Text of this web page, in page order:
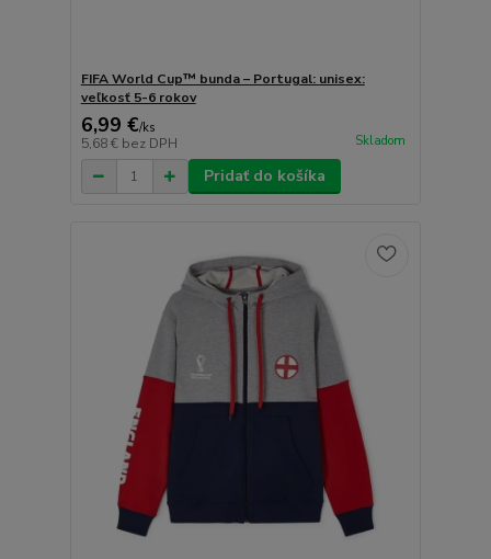
FIFA World Cup™ bunda – Portugal: unisex:
veľkosť 5-6 rokov
6,99 €/ks
5,68 € bez DPH Skladom
Pridať do košíka